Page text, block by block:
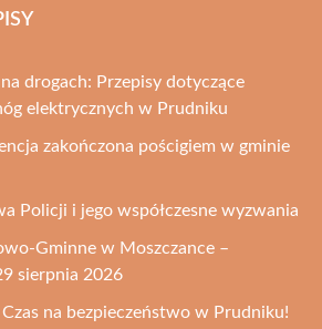
drogach: Przepisy dotyczące
elektrycznych w Prudniku
zakończona pościgiem w gminie
Policji i jego współczesne wyzwania
Gminne w Moszczance –
sierpnia 2026
na bezpieczeństwo w Prudniku!